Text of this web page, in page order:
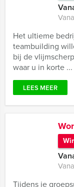
Het ultieme
teambuilding
bij de
waar u in korte ...
LEES MEER
Tijdens je